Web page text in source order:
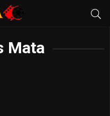
Mata